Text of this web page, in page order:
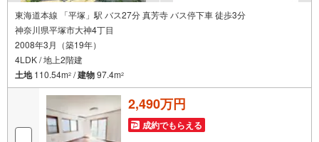
東海道本線 「平塚」駅 バス27分 真芳寺 バス停下車 徒歩3分
神奈川県平塚市大神4丁目
2008年3月（築19年）
4LDK / 地上2階建
土地110.54m2 /建物97.4m2
2,490万円
成約でもらえる